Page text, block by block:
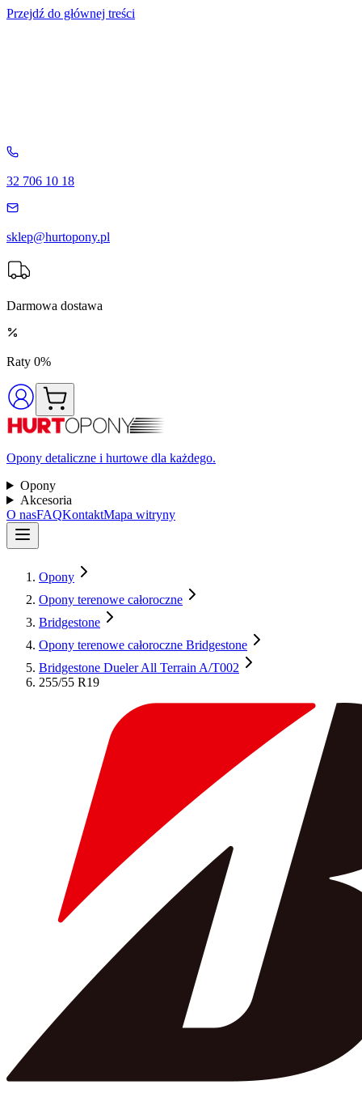
Przejdź do głównej treści
32 706 10 18
sklep@hurtopony.pl
Darmowa dostawa
Raty 0%
Opony detaliczne i hurtowe dla każdego.
Opony
Akcesoria
O nasFAQKontaktMapa witryny
Opony
Opony terenowe całoroczne
Bridgestone
Opony terenowe całoroczne Bridgestone
Bridgestone Dueler All Terrain A/T002
255/55 R19